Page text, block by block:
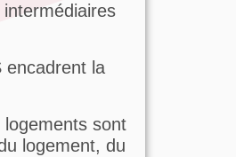
encadrent la
logements sont
logement, du